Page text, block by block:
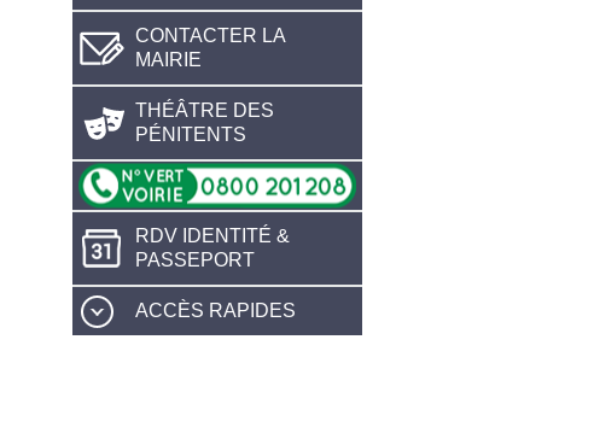
CONTACTER LA
MAIRIE
THÉÂTRE DES
PÉNITENTS
RDV IDENTITÉ &
PASSEPORT
ACCÈS RAPIDES